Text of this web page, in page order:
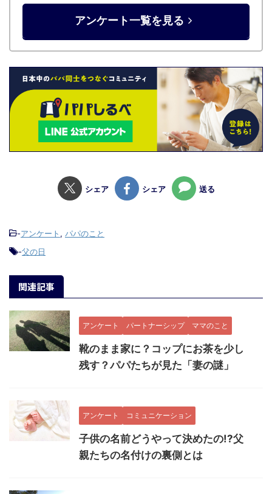
アンケート一覧を見る
シェア シェア 送る
-アンケート , パパのこと
-父の日
関連記事
アンケート パートナーシップ ママのこと
靴のまま家に？コップにお茶を少し
残す？パパたちが見た「妻の謎」
アンケート コミュニケーション
子供の名前どうやって決めたの!?父
親たちの名付けの裏側とは